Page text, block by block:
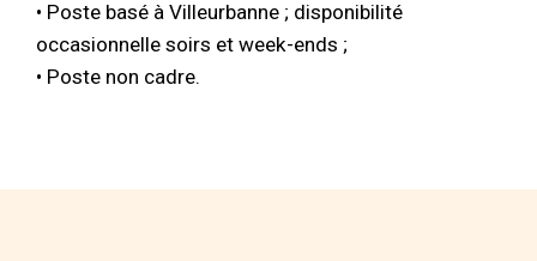
• Poste basé à Villeurbanne ; disponibilité
occasionnelle soirs et week-ends ;
• Poste non cadre.